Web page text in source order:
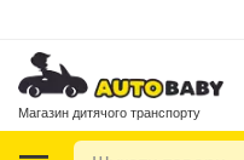
Магазин дитячого транспорту